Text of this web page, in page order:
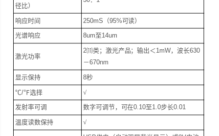
径比）
响应时间 250mS （95%可读）
光谱响应 8um至14um
激光功率
2⑾类；激光产品；输出＜1mW，波长630
－670nm
显示保持 8秒
℃/℉选择 √
发射率可调 数字可调节，可在0.10至1.0步长0.01
温度读数保持 √